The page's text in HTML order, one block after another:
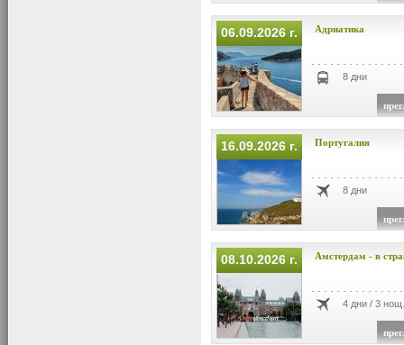
06.09.2026 г. Адриатика
8 дни
16.09.2026 г. Португалия
8 дни
08.10.2026 г. Амстердам - в
4 дни / 3 нощ.